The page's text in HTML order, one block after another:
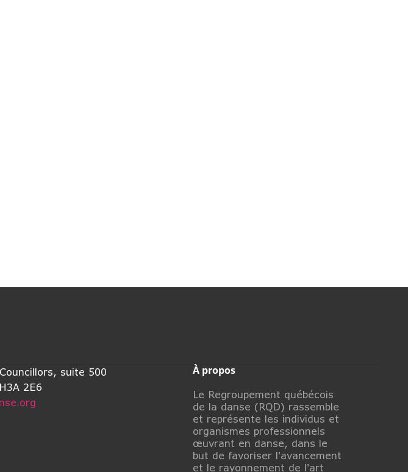
suite 500
2E6
À propos
Le Regroupement québécois
de la danse (RQD) rassemble
et représente les individus et
organismes professionnels
œuvrant en danse, dans le
but de favoriser l'avancement
et le rayonnement de l'art